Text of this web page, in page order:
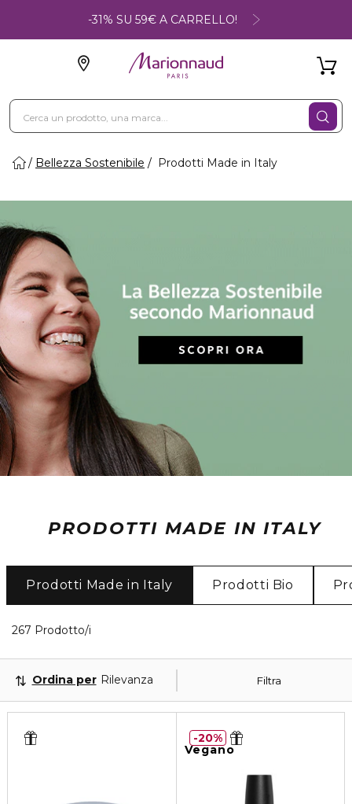
-31% SU 59€ A CARRELLO!
Bellezza Sostenibile Prodotti Made in Italy
PRODOTTI MADE IN ITALY
Prodotti Made in Italy Prodotti Bio
267 Prodotto/i
Filtra
Ordina per Rilevanza
Vegano
20%